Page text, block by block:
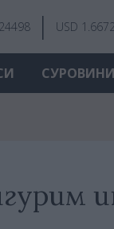
USD
СУРОВИНИ